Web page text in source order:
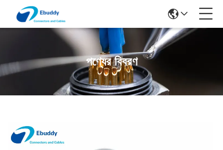
পণ্যের বিবরণ